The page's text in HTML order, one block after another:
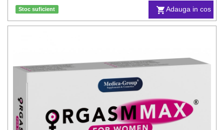
Adauga in cos
Stoc suficient